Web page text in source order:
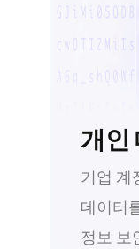
개인
기업 계
데이터
정보 보